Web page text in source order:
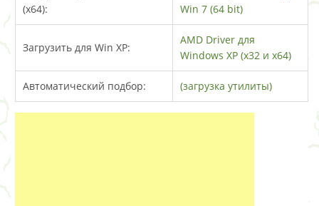
(x64):
Win 7 (64 bit)
Загрузить для Win XP:
AMD Driver для
Windows XP (x32 и x64)
Автоматический подбор: (загрузка утилиты)